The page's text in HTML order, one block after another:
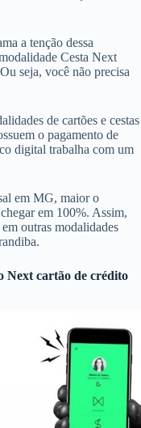
a tenção dessa
Cesta Next
seja, você não precisa
de cartões e cestas
o pagamento de
digital trabalha com um
em MG, maior o
em 100%. Assim,
outras modalidades
Next cartão de crédito